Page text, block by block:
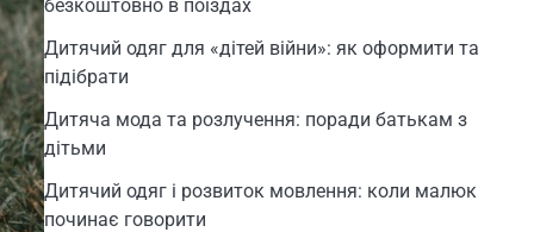
безкоштовно в поїздах
Дитячий одяг для «дітей війни»: як оформити та
підібрати
Дитяча мода та розлучення: поради батькам з
дітьми
Дитячий одяг і розвиток мовлення: коли малюк
починає говорити